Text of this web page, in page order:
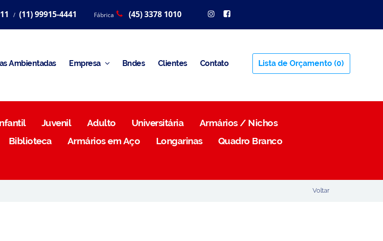
/ (11) 99915-4441 Fábrica (45) 3378 1010
Ambientadas Empresa Bndes Clientes Contato Lista de Orçamento (0)
Juvenil Adulto Universitária
Armários / Nichos
Biblioteca Armários em Aço Longarinas
Quadro Branco
Voltar